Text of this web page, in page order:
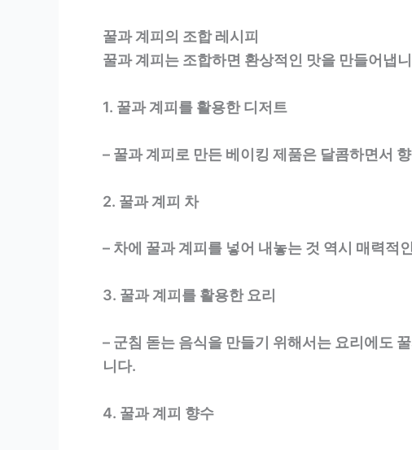
꿀과 계피의 조합 레시피
꿀과 계피는 조합하면 환상적인 맛을 만들어냅
1. 꿀과 계피를 활용한 디저트
– 꿀과 계피로 만든 베이킹 제품은 달콤하면서
2. 꿀과 계피 차
– 차에 꿀과 계피를 넣어 내놓는 것 역시 매력적
3. 꿀과 계피를 활용한 요리
– 군침 돋는 음식을 만들기 위해서는 요리에도
니다.
4. 꿀과 계피 향수